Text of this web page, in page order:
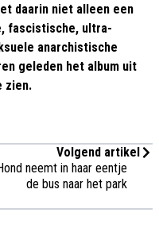
daarin niet alleen een
fascistische, ultra-
anarchistische
geleden het album uit
zien.
Volgend artikel
neemt in haar eentje
de bus naar het park